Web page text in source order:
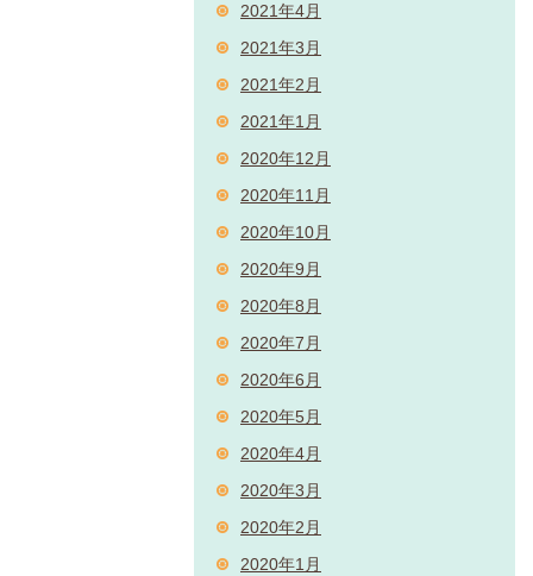
2021年4月
2021年3月
2021年2月
2021年1月
2020年12月
2020年11月
2020年10月
2020年9月
2020年8月
2020年7月
2020年6月
2020年5月
2020年4月
2020年3月
2020年2月
2020年1月